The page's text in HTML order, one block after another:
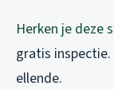
Herken je deze
gratis
ellende.